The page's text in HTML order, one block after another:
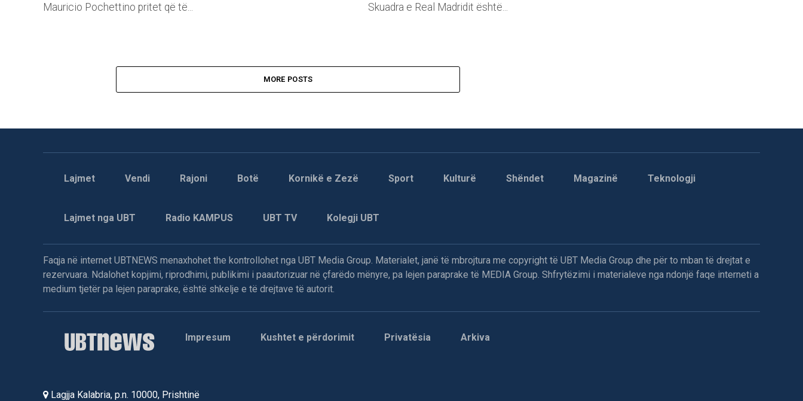
Mauricio Pochettino pritet që të... Skuadra e Real Madridit është...
MORE POSTS
Lajmet Vendi Rajoni Botë Kornikë e Zezë Sport Kulturë Shëndet Magazinë Teknologji
Lajmet nga UBT Radio KAMPUS UBT TV Kolegji UBT
Faqja në internet UBTNEWS menaxhohet the kontrollohet nga UBT Media Group. Materialet, janë të mbrojtura me copyright të UBT Media Group dhe për to mban të drejtat e
rezervuara. Ndalohet kopjimi, riprodhimi, publikimi i paautorizuar në çfarëdo mënyre, pa lejen paraprake të MEDIA Group. Shfrytëzimi i materialeve nga ndonjë faqe interneti a
medium tjetër pa lejen paraprake, është shkelje e të drejtave të autorit.
Impresum Kushtet e përdorimit Privatësia Arkiva
Lagjja Kalabria, p.n. 10000, Prishtinë